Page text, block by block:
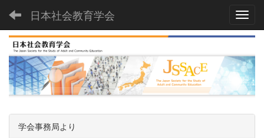
日本社会教育学会
学会事務局より